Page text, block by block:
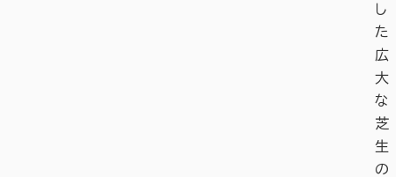
し
た
広
大
な
芝
生
の